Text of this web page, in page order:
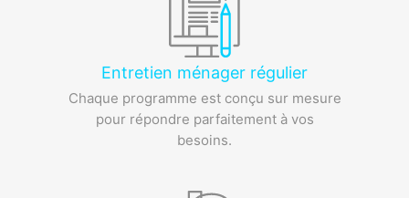
Entretien ménager régulier
Chaque programme est conçu sur mesure
pour répondre parfaitement à vos
besoins.